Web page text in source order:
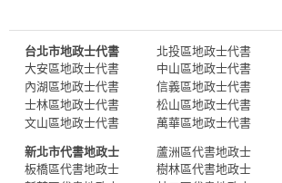
台北市地政士代書
大安區地政士代書
內湖區地政士代書
士林區地政士代書
文山區地政士代書
北投區地政士代書
中山區地政士代書
信義區地政士代書
松山區地政士代書
萬華區地政士代書
新北市代書地政士
板橋區代書地政士
蘆洲區代書地政士
樹林區代書地政士